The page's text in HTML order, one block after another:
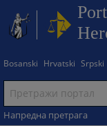
Bosanski Hrvatski Srpski
Напредна претрага